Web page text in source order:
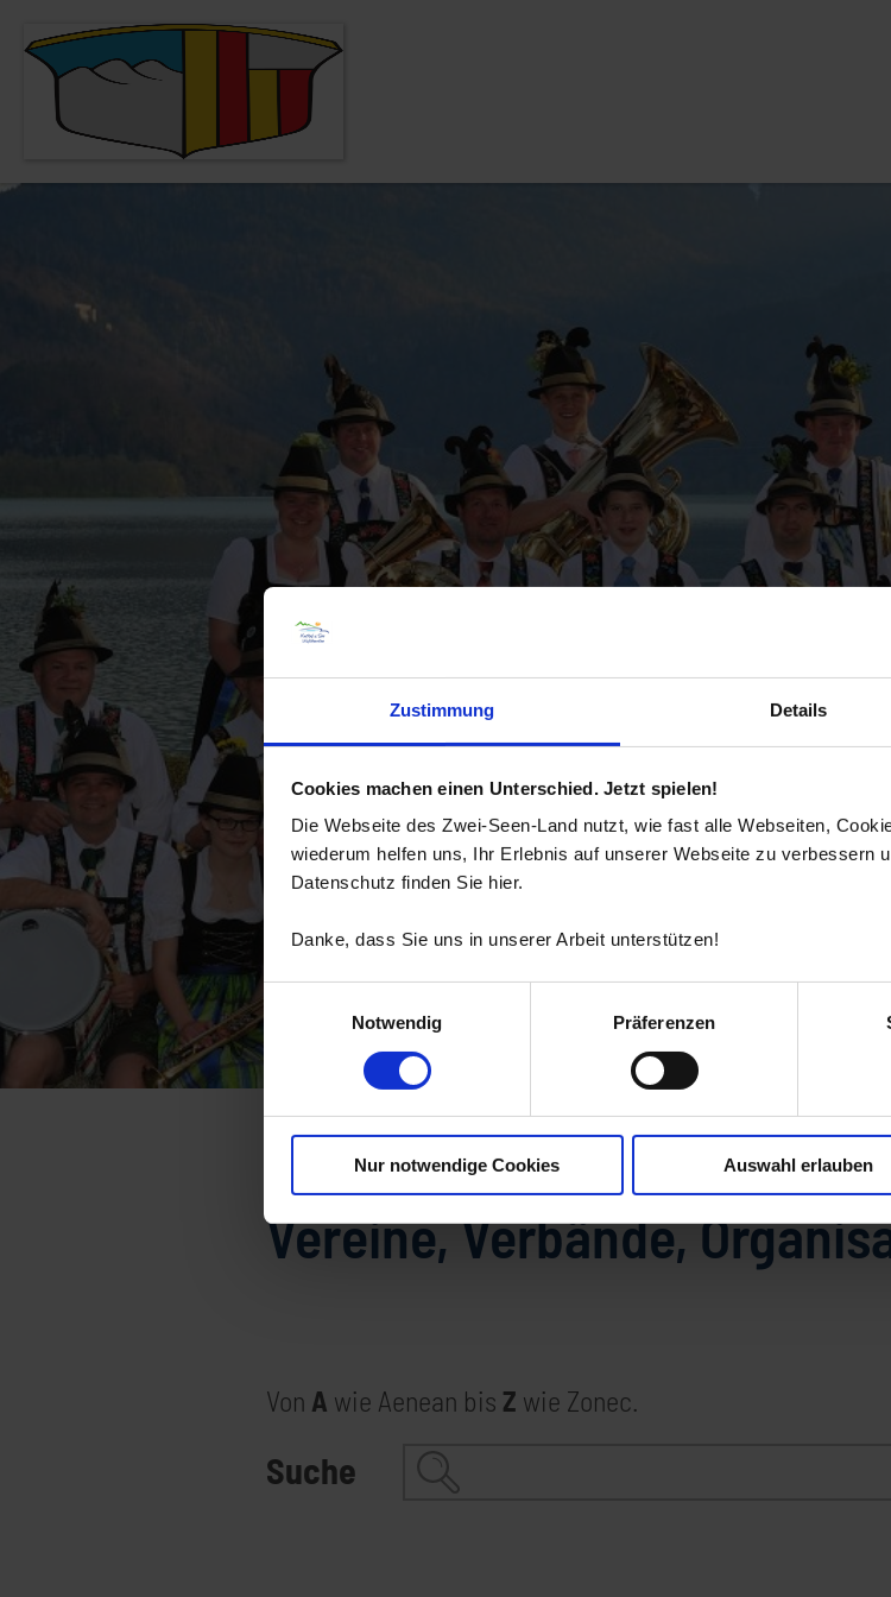
Zustimmung Details
Cookies machen einen Unterschied. Jetzt spielen!
Die Webseite des Zwei-Seen-Land nutzt, wie fast alle Webseiten,
wiederum helfen uns, Ihr Erlebnis auf unserer Webseite zu verbessern
Datenschutz finden Sie hier.
Danke, dass Sie uns in unserer Arbeit unterstützen!
Notwendig
Präferenzen
Nur notwendige Cookies Auswahl erlauben
Startseite Gemeindeleben Vereine, Verbände, Organisationen
Vereine, Verbände,
Von A wie Aenean bis Z wie Zonec.
Suche